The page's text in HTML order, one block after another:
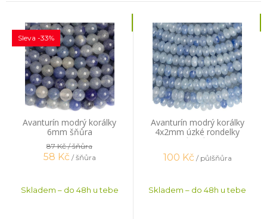
Avanturín modrý korálky
6mm šňůra
Sleva -33%
87 Kč/ šňůra
58 Kč / šňůra
Skladem – do 48h u tebe
Avanturín modrý korálky
4x2mm úzké rondelky
půlšňůra
100 Kč / půlšňůra
Skladem – do 48h u tebe